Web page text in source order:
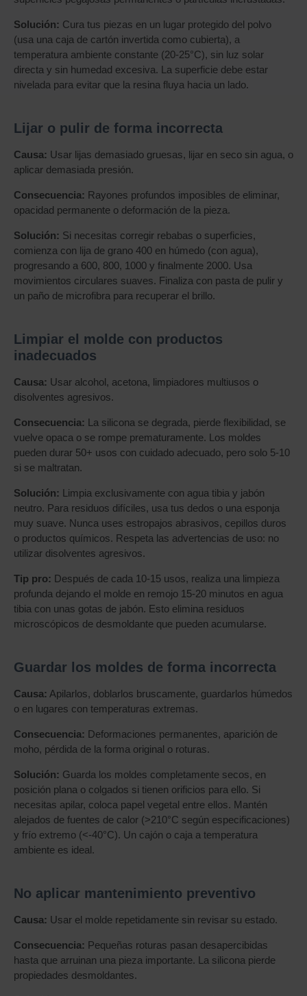
Solución: Cura tus piezas en un lugar protegido del polvo
(usa una caja de cartón invertida como cubierta), a
temperatura ambiente constante (20-25°C), sin luz solar
directa y sin humedad excesiva. La superficie debe estar
nivelada para evitar que la resina fluya hacia un lado.
Lijar o pulir de forma incorrecta
Causa: Usar lijas demasiado gruesas, lijar en seco sin agua, o
aplicar demasiada presión.
Consecuencia: Rayones profundos imposibles de eliminar,
opacidad permanente o deformación de la pieza.
Solución: Si necesitas corregir rebabas o superficies,
comienza con lija de grano 400 en húmedo (con agua),
progresando a 600, 800, 1000 y finalmente 2000. Usa
movimientos circulares suaves. Finaliza con pasta de pulir y
un paño de microfibra para recuperar el brillo.
Limpiar el molde con productos
inadecuados
Causa: Usar alcohol, acetona, limpiadores multiusos o
disolventes agresivos.
Consecuencia: La silicona se degrada, pierde flexibilidad, se
vuelve opaca o se rompe prematuramente. Los moldes
pueden durar 50+ usos con cuidado adecuado, pero solo 5-10
si se maltratan.
Solución: Limpia exclusivamente con agua tibia y jabón
neutro. Para residuos difíciles, usa tus dedos o una esponja
muy suave. Nunca uses estropajos abrasivos, cepillos duros
o productos químicos. Respeta las advertencias de uso: no
utilizar disolventes agresivos.
Tip pro: Después de cada 10-15 usos, realiza una limpieza
profunda dejando el molde en remojo 15-20 minutos en agua
tibia con unas gotas de jabón. Esto elimina residuos
microscópicos de desmoldante que pueden acumularse.
Guardar los moldes de forma incorrecta
Causa: Apilarlos, doblarlos bruscamente, guardarlos húmedos
o en lugares con temperaturas extremas.
Consecuencia: Deformaciones permanentes, aparición de
moho, pérdida de la forma original o roturas.
Solución: Guarda los moldes completamente secos, en
posición plana o colgados si tienen orificios para ello. Si
necesitas apilar, coloca papel vegetal entre ellos. Mantén
alejados de fuentes de calor (>210°C según especificaciones)
y frío extremo (<-40°C). Un cajón o caja a temperatura
ambiente es ideal.
No aplicar mantenimiento preventivo
Causa: Usar el molde repetidamente sin revisar su estado.
Consecuencia: Pequeñas roturas pasan desapercibidas
hasta que arruinan una pieza importante. La silicona pierde
propiedades desmoldantes.